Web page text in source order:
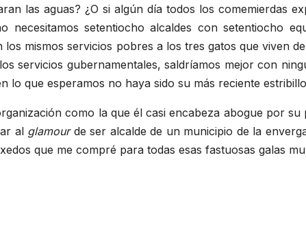
las aguas? ¿O si algún día todos los comemierdas
necesitamos setentiocho alcaldes con setentiocho
mismos servicios pobres a los tres gatos que viven
servicios gubernamentales, saldríamos mejor con
lo que esperamos no haya sido su más reciente
como la que él casi encabeza abogue por
al glamourde ser alcalde de un municipio de la
que me compré para todas esas fastuosas galas